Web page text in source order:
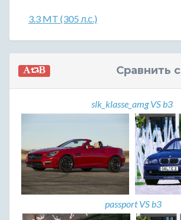
3.3 MT (305 л.с.)
Сравнить с
slk_klasse_amg VS b3
passport VS b3